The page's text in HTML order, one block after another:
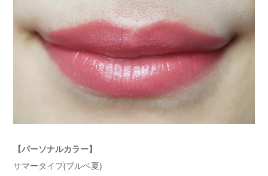
【パーソナルカラー】
サマータイプ(ブルベ夏)